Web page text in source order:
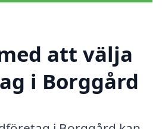
att välja
i Borggård